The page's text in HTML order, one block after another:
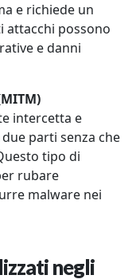
e richiede un
attacchi possono
e danni
intercetta e
parti senza che
tipo di
rubare
malware nei
negli